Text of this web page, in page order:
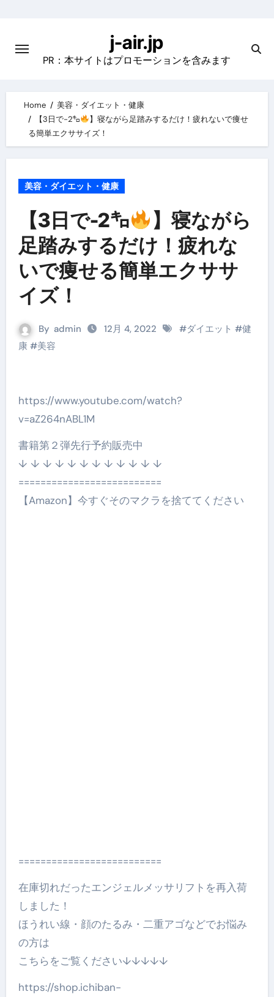
content
j-air.jp
PR：本サイトはプロモーションを含みます
Home
美容・ダイエット・健康
【3日で-2㌔
】寝ながら足踏みするだけ！疲れないで痩せ
る簡単エクササイズ！
美容・ダイエット・健康
【3日で-2㌔
】寝ながら
足踏みするだけ！疲れな
いで痩せる簡単エクササ
イズ！
By admin 12月 4, 2022 #ダイエット #健
康#美容
https://www.youtube.com/watch?
v=aZ264nABL1M
書籍第２弾先行予約販売中
↓ ↓ ↓ ↓ ↓ ↓ ↓ ↓ ↓ ↓ ↓ ↓
==========================
【Amazon】今すぐそのマクラを捨ててください
==========================
在庫切れだったエンジェルメッサリフトを再入荷
しました！
ほうれい線・顔のたるみ・二重アゴなどでお悩み
の方は
こちらをご覧ください↓↓↓↓↓
https://shop.ichiban-